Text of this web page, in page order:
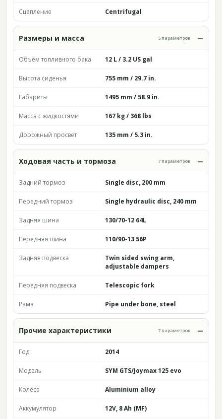
Сцепление Centrifugal
Размеры и масса 5 параметров
Объём топливного бака 12 L / 3.2 US gal
Высота сиденья 755 mm / 29.7 in.
Габариты 1495 mm / 58.9 in.
Масса с жидкостями 167 kg / 368 lbs
Дорожный просвет 135 mm / 5.3 in.
Ходовая часть и тормоза 7 параметров
Задний тормоз Single disc, 200 mm
Передний тормоз Single hydraulic disc, 240 mm
Задняя шина 130/70-12 64L
Передняя шина 110/90-13 56P
Задняя подвеска
Twin sided swing arm,
adjustable dampers
Передняя подвеска Telescopic fork
Рама Pipe under bone, steel
Прочие характеристики 7 параметров
Год 2014
Модель SYM GTS/Joymax 125 evo
Колёса Aluminium alloy
Аккумулятор 12V, 8 Ah (MF)